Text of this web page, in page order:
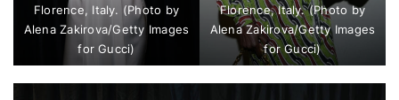
Florence, Italy. (Photo by
Alena Zakirova/Getty Images
for Gucci)
Florence, Italy. (Photo by
Alena Zakirova/Getty Images
for Gucci)